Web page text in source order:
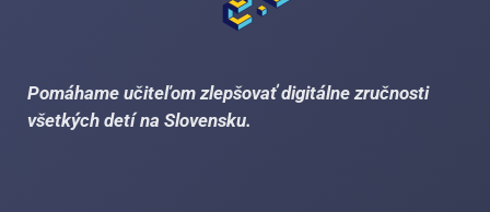
Pomáhame učiteľom zlepšovať digitálne zručnosti
všetkých detí na Slovensku.